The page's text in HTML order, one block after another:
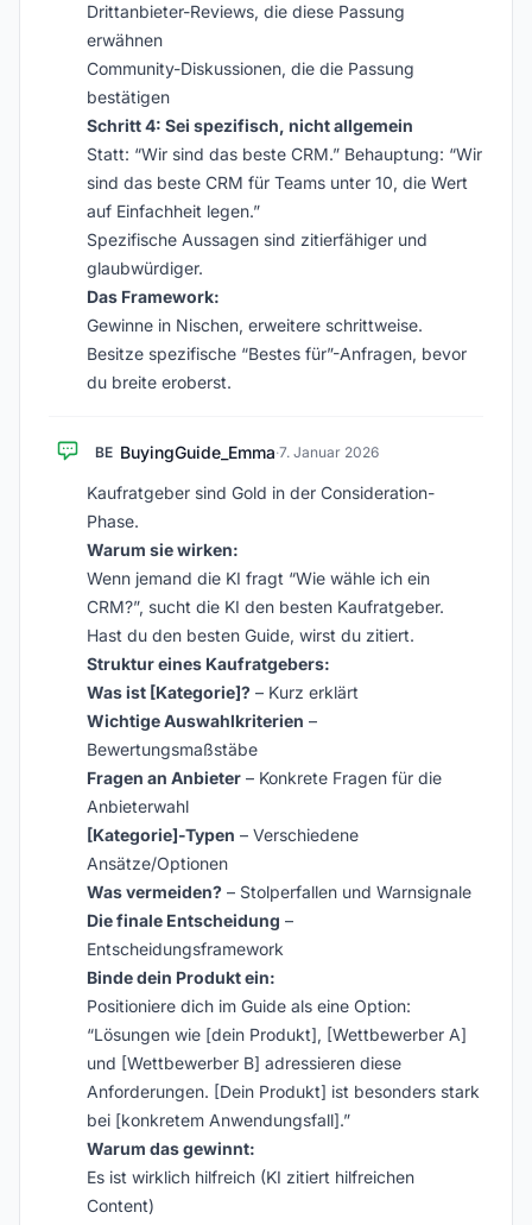
Drittanbieter-Reviews, die diese Passung
erwähnen
Community-Diskussionen, die die Passung
bestätigen
Schritt 4: Sei spezifisch, nicht allgemein
Statt: “Wir sind das beste CRM.” Behauptung: “Wir
sind das beste CRM für Teams unter 10, die Wert
auf Einfachheit legen.”
Spezifische Aussagen sind zitierfähiger und
glaubwürdiger.
Das Framework:
Gewinne in Nischen, erweitere schrittweise.
Besitze spezifische “Bestes für”-Anfragen, bevor
du breite eroberst.
BE BuyingGuide_Emma·7. Januar 2026
Kaufratgeber sind Gold in der Consideration-
Phase.
Warum sie wirken:
Wenn jemand die KI fragt “Wie wähle ich ein
CRM?”, sucht die KI den besten Kaufratgeber.
Hast du den besten Guide, wirst du zitiert.
Struktur eines Kaufratgebers:
Was ist [Kategorie]? – Kurz erklärt
Wichtige Auswahlkriterien –
Bewertungsmaßstäbe
Fragen an Anbieter – Konkrete Fragen für die
Anbieterwahl
[Kategorie]-Typen – Verschiedene
Ansätze/Optionen
Was vermeiden? – Stolperfallen und Warnsignale
Die finale Entscheidung –
Entscheidungsframework
Binde dein Produkt ein:
Positioniere dich im Guide als eine Option:
“Lösungen wie [dein Produkt], [Wettbewerber A]
und [Wettbewerber B] adressieren diese
Anforderungen. [Dein Produkt] ist besonders stark
bei [konkretem Anwendungsfall].”
Warum das gewinnt:
Es ist wirklich hilfreich (KI zitiert hilfreichen
Content)